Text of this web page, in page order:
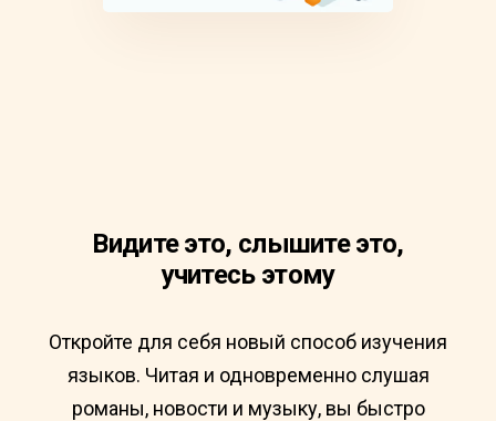
Видите это, слышите это,
учитесь этому
Откройте для себя новый способ изучения
языков. Читая и одновременно слушая
романы, новости и музыку, вы быстро